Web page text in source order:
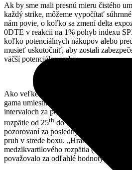
Ak by sme mali presnú mieru čistého
každý strike, môžeme vypočítať
nám povie, o koľko sa zmení delta
0DTE v reakcii na 1% pohyb indexu
koľko potenciálnych nákupov alebo
musieť uskutočniť, aby zostali
väčší potenciálny vplyv.
Ako veľké sú tieto čísla? Nasledujúci
gama umiestnenia tvorcov trhu počas
intervaloch za posledný rok. Boxy vám
rozpätie od 25th do 75
pozorovaní za posledný rok), pričom
pruh v strede boxu. „Hranice“ siahajú
medzikvartilového rozpätia (všetko, čo
považovalo za odľahlé hodnoty).